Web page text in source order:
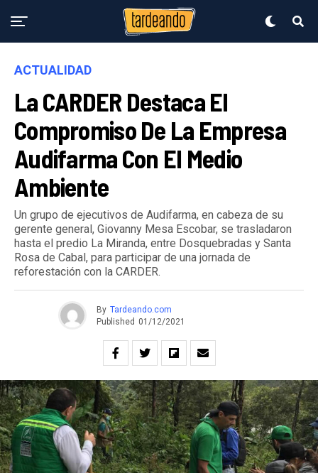
ACTUALIDAD
La CARDER Destaca El
Compromiso De La Empresa
Audifarma Con El Medio
Ambiente
Un grupo de ejecutivos de Audifarma, en cabeza de su
gerente general, Giovanny Mesa Escobar, se trasladaron
hasta el predio La Miranda, entre Dosquebradas y Santa
Rosa de Cabal, para participar de una jornada de
reforestación con la CARDER.
By Tardeando.com
Published 01/12/2021